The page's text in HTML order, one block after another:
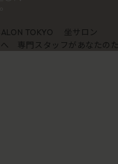
TOKYO
坐サロン
専門スタッフがあなたの